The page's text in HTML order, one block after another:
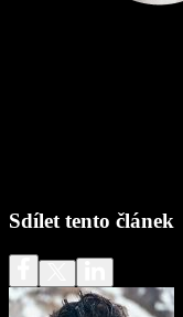
Sdílet tento článek